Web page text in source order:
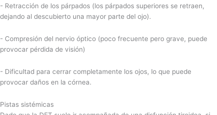
- Retracción de los párpados (los párpados superiores se retraen,
dejando al descubierto una mayor parte del ojo).
- Compresión del nervio óptico (poco frecuente pero grave, puede
provocar pérdida de visión)
- Dificultad para cerrar completamente los ojos, lo que puede
provocar daños en la córnea.
Pistas sistémicas